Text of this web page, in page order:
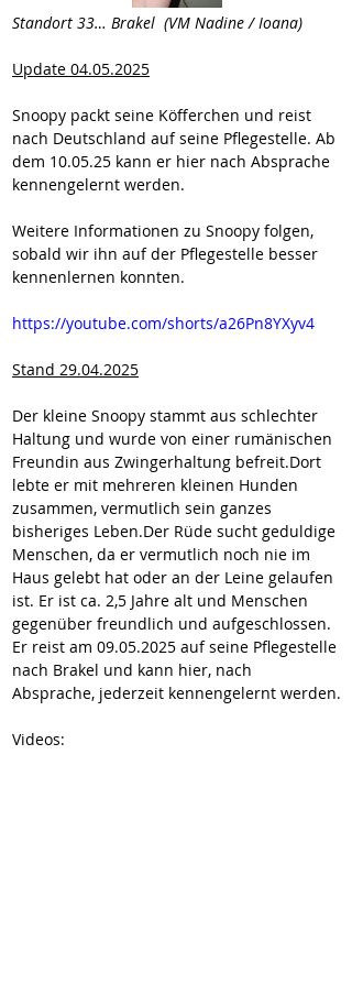
Standort 33… Brakel  (VM Nadine / Ioana)
Update 04.05.2025
Snoopy packt seine Köfferchen und reist
nach Deutschland auf seine Pflegestelle. Ab
dem 10.05.25 kann er hier nach Absprache
kennengelernt werden.
Weitere Informationen zu Snoopy folgen,
sobald wir ihn auf der Pflegestelle besser
kennenlernen konnten.
https://youtube.com/shorts/a26Pn8YXyv4
Stand 29.04.2025
Der kleine Snoopy stammt aus schlechter
Haltung und wurde von einer rumänischen
Freundin aus Zwingerhaltung befreit.Dort
lebte er mit mehreren kleinen Hunden
zusammen, vermutlich sein ganzes
bisheriges Leben.Der Rüde sucht geduldige
Menschen, da er vermutlich noch nie im
Haus gelebt hat oder an der Leine gelaufen
ist. Er ist ca. 2,5 Jahre alt und Menschen
gegenüber freundlich und aufgeschlossen.
Er reist am 09.05.2025 auf seine Pflegestelle
nach Brakel und kann hier, nach
Absprache, jederzeit kennengelernt werden.
Videos: